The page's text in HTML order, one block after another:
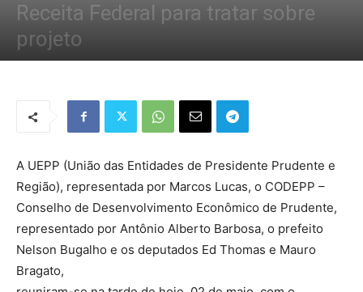
Receita Federal para tratar sobre
projeto
Por Redação Tribo - 3 de maio de 2019 1316 0
A UEPP (União das Entidades de Presidente Prudente e
Região), representada por Marcos Lucas, o CODEPP –
Conselho de Desenvolvimento Econômico de Prudente,
representado por Antônio Alberto Barbosa, o prefeito
Nelson Bugalho e os deputados Ed Thomas e Mauro
Bragato,